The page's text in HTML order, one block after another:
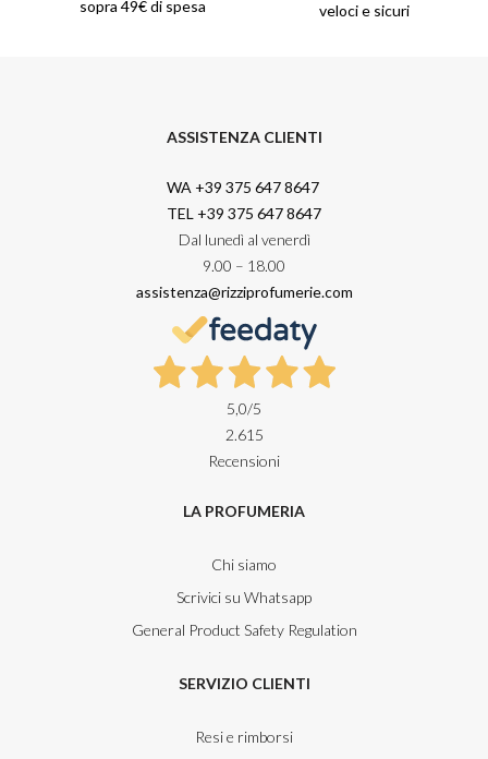
sopra 49€ di spesa
veloci e sicuri
ASSISTENZA CLIENTI
WA +39 375 647 8647
TEL +39 375 647 8647
Dal lunedì al venerdì
9.00 – 18.00
assistenza@rizziprofumerie.com
5,0/5
2.615
Recensioni
LA PROFUMERIA
Chi siamo
Scrivici su Whatsapp
General Product Safety Regulation
SERVIZIO CLIENTI
Resi e rimborsi